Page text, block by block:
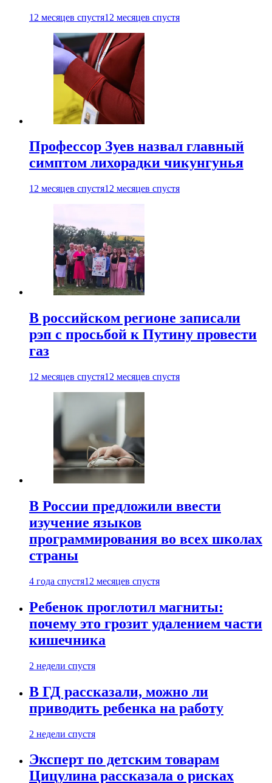
12 месяцев спустя12 месяцев спустя
Профессор Зуев назвал главный
симптом лихорадки чикунгунья
12 месяцев спустя12 месяцев спустя
В российском регионе записали
рэп с просьбой к Путину провести
газ
12 месяцев спустя12 месяцев спустя
В России предложили ввести
изучение языков
программирования во всех школах
страны
4 года спустя12 месяцев спустя
Ребенок проглотил магниты:
почему это грозит удалением части
кишечника
2 недели спустя
В ГД рассказали, можно ли
приводить ребенка на работу
2 недели спустя
Эксперт по детским товарам
Цицулина рассказала о рисках